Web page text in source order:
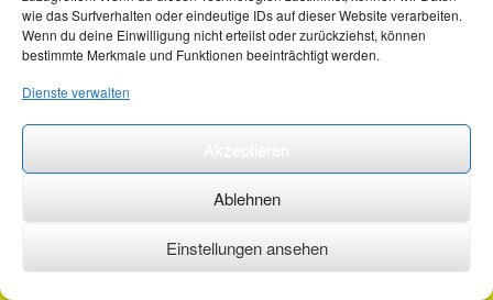
wie das Surfverhalten oder eindeutige IDs auf dieser Website verarbeiten.
Wenn du deine Einwilligung nicht erteilst oder zurückziehst, können
bestimmte Merkmale und Funktionen beeinträchtigt werden.
Dienste verwalten
Ablehnen
Einstellungen ansehen
©2026 ·erstehilfekurs-mauch.de ·AGB ·Datenschutzerklärung ·Impressum ·